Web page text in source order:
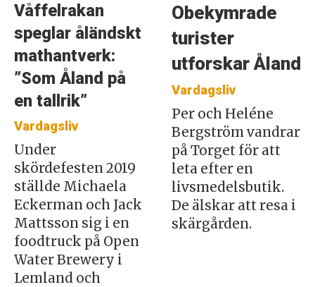
Våffelrakan
speglar åländskt
mathantverk:
”Som Åland på
en tallrik”
Vardagsliv
Under
skördefesten 2019
ställde Michaela
Eckerman och Jack
Mattsson sig i en
foodtruck på Open
Water Brewery i
Lemland och
Obekymrade
turister
utforskar Åland
Vardagsliv
Per och Heléne
Bergström vandrar
på Torget för att
leta efter en
livsmedelsbutik.
De älskar att resa i
skärgården.